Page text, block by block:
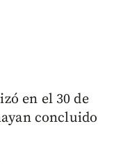
en el 30 de
concluido